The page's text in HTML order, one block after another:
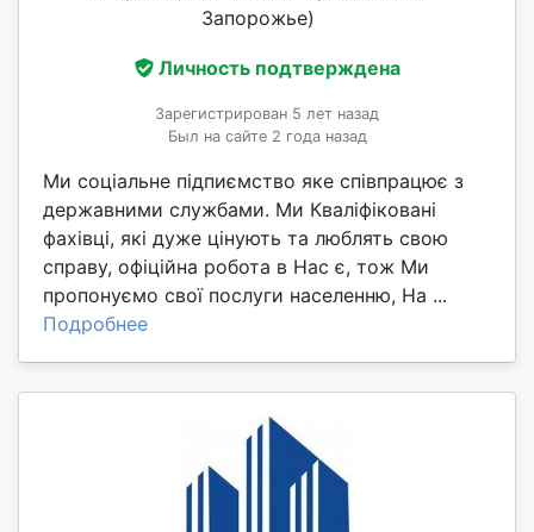
Запорожье)
Личность подтверждена
Зарегистрирован 5 лет назад
Был на сайте 2 года назад
Ми соціальне підпиємство яке співпрацює з
державними службами. Ми Кваліфіковані
фахівці, які дуже цінують та люблять свою
справу, офіційна робота в Нас є, тож Ми
пропонуємо свої послуги населенню, На ...
Подробнее